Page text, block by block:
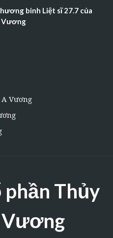
binh Liệt sĩ 27.7 của
Vương
Vương
phần Thủy